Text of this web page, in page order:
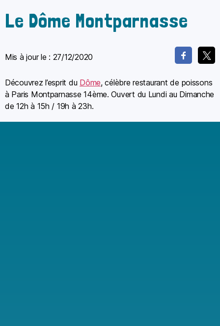
Le Dôme Montparnasse
Mis à jour le : 27/12/2020
Découvrez l’esprit du Dôme, célèbre restaurant de poissons
à Paris Montparnasse 14ème. Ouvert du Lundi au Dimanche
de 12h à 15h / 19h à 23h.